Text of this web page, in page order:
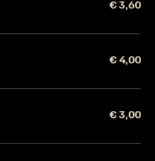
€ 3,60
€ 4,00
€ 3,00